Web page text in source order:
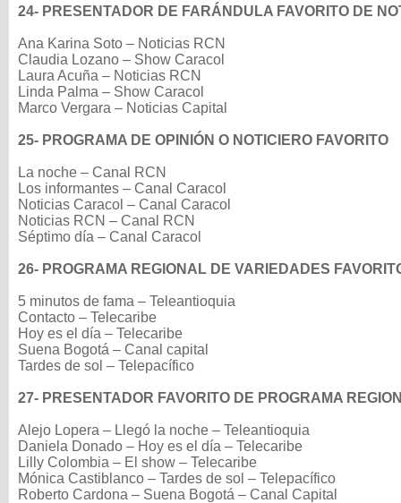
24- PRESENTADOR DE FARÁNDULA FAVORITO DE
Ana Karina Soto – Noticias RCN
Claudia Lozano – Show Caracol
Laura Acuña – Noticias RCN
Linda Palma – Show Caracol
Marco Vergara – Noticias Capital
25- PROGRAMA DE OPINIÓN O NOTICIERO FAVORITO
La noche – Canal RCN
Los informantes – Canal Caracol
Noticias Caracol – Canal Caracol
Noticias RCN – Canal RCN
Séptimo día – Canal Caracol
26- PROGRAMA REGIONAL DE VARIEDADES
5 minutos de fama – Teleantioquia
Contacto – Telecaribe
Hoy es el día – Telecaribe
Suena Bogotá – Canal capital
Tardes de sol – Telepacífico
27- PRESENTADOR FAVORITO DE PROGRAMA
Alejo Lopera – Llegó la noche – Teleantioquia
Daniela Donado – Hoy es el día – Telecaribe
Lilly Colombia – El show – Telecaribe
Mónica Castiblanco – Tardes de sol – Telepacífico
Roberto Cardona – Suena Bogotá – Canal Capital